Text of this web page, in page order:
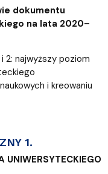
dokumentu
na lata 2020–
2: najwyższy poziom
i kreowaniu
1.
UNIWERSYTECKIEGO